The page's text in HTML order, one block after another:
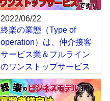
2022/06/22
終楽の業態（Type of
operation）は、仲介接客
サービス業＆フルライン
のワンストップサービス